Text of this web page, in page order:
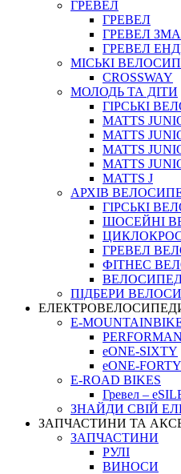
ГРЕВЕЛ
ГРЕВЕЛ
ГРЕВЕЛ
ГРЕВЕЛ
МІСЬКІ
CROSSWAY
МОЛОДЬ ТА ДІТИ
ГIРСЬКI
MATTS
MATTS
MATTS
MATTS
MATTS J
АРХIВ
ГІРСЬКІ
ШОСЕЙНІ
ГРЕВЕЛ
ФІТНЕС
ПIДБЕРИ
E-
eONE-SIXTY
eONE-FORTY
E-ROAD BIKES
Гревел –
ЗНАЙДИ СВІЙ
ЗАПЧАСТИНИ ТА
ЗАПЧАСТИНИ
РУЛІ
ВИНОСИ